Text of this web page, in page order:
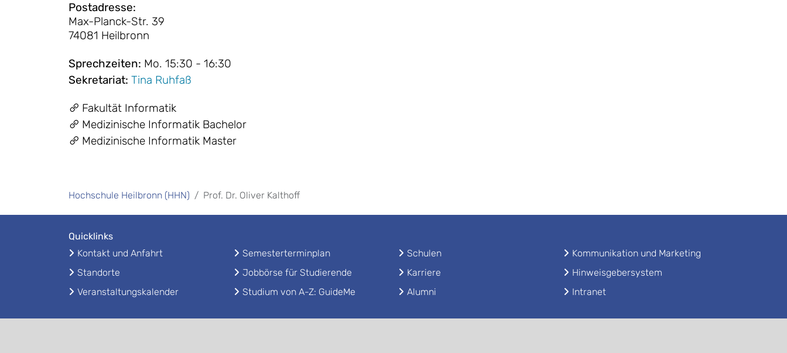
Postadresse:
Max-Planck-Str. 39
74081 Heilbronn
Sprechzeiten: Mo. 15:30 - 16:30
Sekretariat: Tina Ruhfaß
Fakultät Informatik
Medizinische Informatik Bachelor
Medizinische Informatik Master
Hochschule Heilbronn (HHN) Prof. Dr. Oliver Kalthoff
Quicklinks
Kontakt und Anfahrt
Standorte
Veranstaltungskalender
Semesterterminplan
Jobbörse für Studierende
Studium von A-Z: GuideMe
Schulen
Karriere
Alumni
Kommunikation und Marketing
Hinweisgebersystem
Intranet